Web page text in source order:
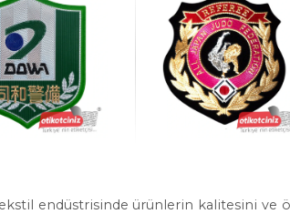
endüstrisinde ürünlerin kalitesini ve